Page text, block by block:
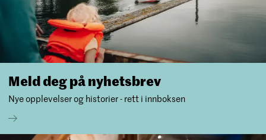
Meld deg på ny­hets­brev
Nye opplevelser og historier - rett i innboksen